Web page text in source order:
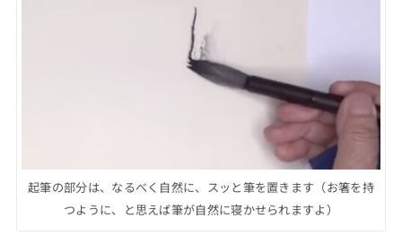
起筆の部分は、なるべく自然に、スッと筆を置きます（お箸を持
つように、と思えば筆が自然に寝かせられますよ）